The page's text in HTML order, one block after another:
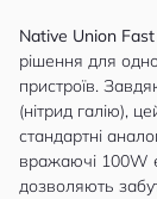
Native Union
рішення для
пристроїв.
(нітрид галію),
стандартні
вражаючі 100W
дозволяють